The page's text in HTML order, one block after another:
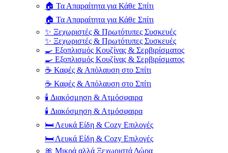
🏠 Τα Απαραίτητα για Κάθε Σπίτι
🏠 Τα Απαραίτητα για Κάθε Σπίτι
✨ Ξεχωριστές & Πρωτότυπες Συσκευές
✨ Ξεχωριστές & Πρωτότυπες Συσκευές
🍳 Εξοπλισμός Κουζίνας & Σερβιρίσματος
🍳 Εξοπλισμός Κουζίνας & Σερβιρίσματος
☕ Καφές & Απόλαυση στο Σπίτι
☕ Καφές & Απόλαυση στο Σπίτι
🕯️ Διακόσμηση & Ατμόσφαιρα
🕯️ Διακόσμηση & Ατμόσφαιρα
🛏️ Λευκά Είδη & Cozy Επιλογές
🛏️ Λευκά Είδη & Cozy Επιλογές
🎀 Μικρά αλλά Ξεχωριστά Δώρα